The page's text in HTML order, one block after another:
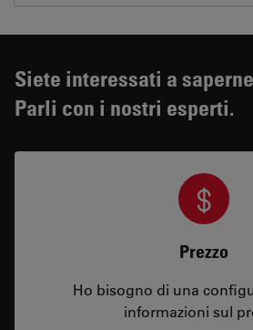
Siete interessati a
Parli con i nostri esperti.
Prezzo
Ho bisogno di una
informazioni sul